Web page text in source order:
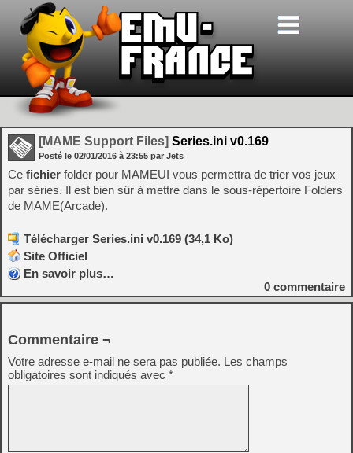
[MAME Support Files] Series.ini v0.169
Posté le 02/01/2016 à 23:55 par Jets
Ce fichier folder pour MAMEUI vous permettra de trier vos jeux
par séries. Il est bien sûr à mettre dans le sous-répertoire Folders
de MAME(Arcade).
Télécharger Series.ini v0.169 (34,1 Ko)
Site Officiel
En savoir plus…
0 commentaire
Commentaire ¬
Votre adresse e-mail ne sera pas publiée. Les champs
obligatoires sont indiqués avec *